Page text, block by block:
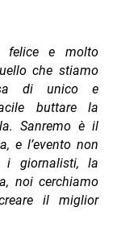
felice e molto
che stiamo
di unico e
buttare la
Sanremo è il
e l’evento non
giornalisti, la
noi cerchiamo
il miglior